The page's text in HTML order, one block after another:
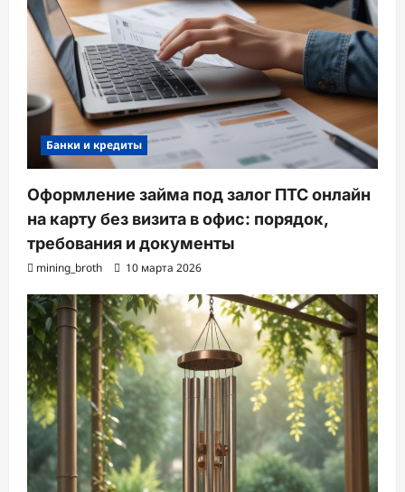
Банки и кредиты
Оформление займа под залог ПТС онлайн
на карту без визита в офис: порядок,
требования и документы
mining_broth 10 марта 2026